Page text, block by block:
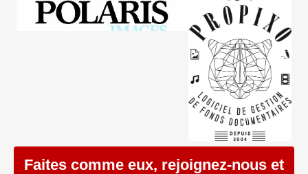
Faites comme eux, rejoignez-nous et